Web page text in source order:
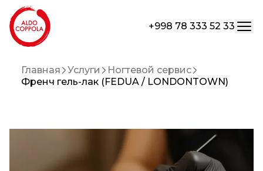
+998 78 333 52 33
Главная Услуги
Ногтевой сервис
Френч гель-лак (FEDUA / LONDONTOWN)